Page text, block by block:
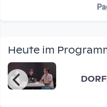
Heute im